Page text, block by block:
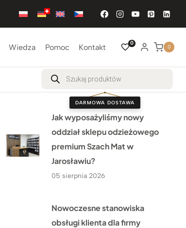
Wiedza Pomoc Kontakt 0
0
Wyszukiwarka
produktów
DARMOWA DOSTAWA
Jak wyposażyliśmy nowy
oddział sklepu odzieżowego
premium Szach Mat w
Jarosławiu?
05 sierpnia 2026
Nowoczesne stanowiska
obsługi klienta dla firmy